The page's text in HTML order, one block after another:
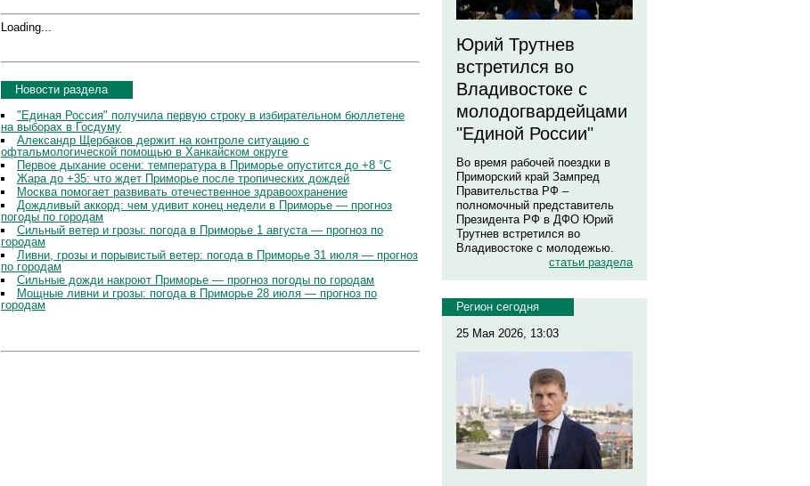
Loading...
Новости раздела
"Единая Россия" получила первую строку в избирательном бюллетене
на выборах в Госдуму
Александр Щербаков держит на контроле ситуацию с
офтальмологической помощью в Ханкайском округе
Первое дыхание осени: температура в Приморье опустится до +8 °C
Жара до +35: что ждет Приморье после тропических дождей
Москва помогает развивать отечественное здравоохранение
Дождливый аккорд: чем удивит конец недели в Приморье — прогноз
погоды по городам
Сильный ветер и грозы: погода в Приморье 1 августа — прогноз по
городам
Ливни, грозы и порывистый ветер: погода в Приморье 31 июля — прогноз
по городам
Сильные дожди накроют Приморье — прогноз погоды по городам
Мощные ливни и грозы: погода в Приморье 28 июля — прогноз по
городам
Юрий Трутнев
встретился во
Владивостоке с
молодогвардейцами
"Единой России"
Во время рабочей поездки в
Приморский край Зампред
Правительства РФ –
полномочный представитель
Президента РФ в ДФО Юрий
Трутнев встретился во
Владивостоке с молодежью.
статьи раздела
Регион сегодня
25 Мая 2026, 13:03